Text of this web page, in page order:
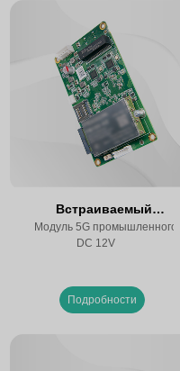
Встраиваемый
маршрутизатор 5G SR830-
Модуль 5G промышленного
DC 12V
Подробности